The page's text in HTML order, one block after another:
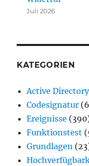
Juli 2026
KATEGORIEN
Active Directory
Codesignatur
Ereignisse
Funktionstest
Grundlagen